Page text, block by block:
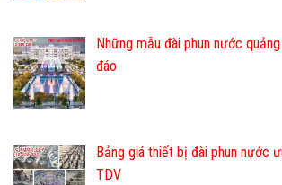
Những mẫu đài phun nước
đáo
Bảng giá thiết bị đài phun nước
TDV